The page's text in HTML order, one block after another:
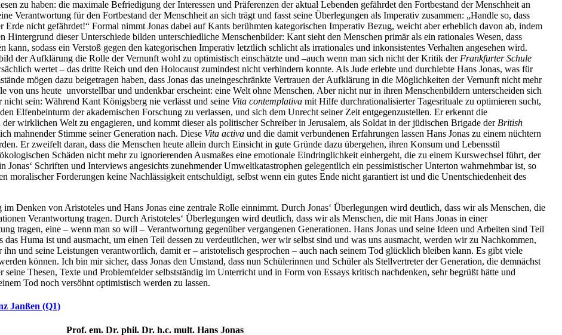
zu haben: die maximale Befriedigung der Interessen und Präferenzen der aktual Lebenden gefährdet den Fortbestand der Menschheit an
Verantwortung für den Fortbestand der Menschheit an sich trägt und fasst seine Überlegungen als Imperativ zusammen: „Handle so, dass
nicht gefährdet!“ Formal nimmt Jonas dabei auf Kants berühmten kategorischen Imperativ Bezug, weicht aber erheblich davon ab, indem
Hintergrund dieser Unterschiede bilden unterschiedliche Menschenbilder: Kant sieht den Menschen primär als ein rationales Wesen, dass
sodass ein Verstoß gegen den kategorischen Imperativ letztlich schlicht als irrationales und inkonsistentes Verhalten angesehen wird.
der Aufklärung die Rolle der Vernunft wohl zu optimistisch einschätzte und –auch wenn man sich nicht der Kritik der Frankfurter Schule
wertet – das dritte Reich und den Holocaust zumindest nicht verhindern konnte. Als Jude erlebte und durchlebte Hans Jonas, was für
mögen dazu beigetragen haben, dass Jonas das uneingeschränkte Vertrauen der Aufklärung in die Möglichkeiten der Vernunft nicht mehr
von uns heute unvorstellbar und undenkbar erscheint: eine Welt ohne Menschen. Aber nicht nur in ihren Menschenbildern unterscheiden sich
sein: Während Kant Königsberg nie verlässt und seine Vita contemplativa mit Hilfe durchrationalisierter Tagesrituale zu optimieren sucht,
Elfenbeinturm der akademischen Forschung zu verlassen, und sich dem Unrecht seiner Zeit entgegenzustellen. Er erkennt die
wirklichen Welt zu engagieren, und kommt dieser als politischer Schreiber in Jerusalem, als Soldat in der jüdischen Brigade der British
mahnender Stimme seiner Generation nach. Diese Vita activa und die damit verbundenen Erfahrungen lassen Hans Jonas zu einem nüchtern
Er zweifelt daran, dass die Menschen heute allein durch Einsicht in gute Gründe dazu übergehen, ihren Konsum und Lebensstil
Schäden nicht mehr zu ignorierenden Ausmaßes eine emotionale Eindringlichkeit einhergeht, die zu einem Kurswechsel führt, der
Schriften und Interviews angesichts zunehmender Umweltkatastrophen gelegentlich ein pessimistischer Unterton wahrnehmbar ist, so
moralischer Forderungen keine Nachlässigkeit entschuldigt, selbst wenn ein gutes Ende nicht garantiert ist und die Unentschiedenheit des
von Aristoteles und Hans Jonas eine zentrale Rolle einnimmt. Durch Jonas‘ Überlegungen wird deutlich, dass wir als Menschen, die
Verantwortung tragen. Durch Aristoteles‘ Überlegungen wird deutlich, dass wir als Menschen, die mit Hans Jonas in einer
tragen, eine – wenn man so will – Verantwortung gegenüber vergangenen Generationen. Hans Jonas und seine Ideen und Arbeiten sind Teil
Huma ist und ausmacht, um einen Teil dessen zu verdeutlichen, wer wir selbst sind und was uns ausmacht, werden wir zu Nachkommen,
und seine Leistungen verantwortlich, damit er – aristotelisch gesprochen – auch nach seinem Tod glücklich bleiben kann. Es gibt viele
können. Ich bin mir sicher, dass Jonas den Umstand, dass nun Schülerinnen und Schüler als Stellvertreter der Generation, die demnächst
Thesen, Texte und Problemfelder selbstständig im Unterricht und in Form von Essays kritisch nachdenken, sehr begrüßt hätte und
Tod noch versöhnt optimistisch werden zu lassen.
Janßen (Q1)
Prof. em. Dr. phil. Dr. h.c. mult. Hans Jonas